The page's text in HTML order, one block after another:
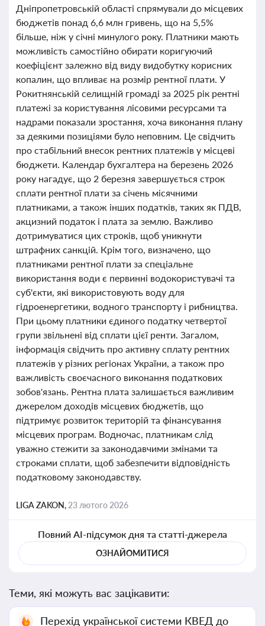
Дніпропетровській області спрямували до місцевих
бюджетів понад 6,6 млн гривень, що на 5,5%
більше, ніж у січні минулого року. Платники мають
можливість самостійно обирати коригуючий
коефіцієнт залежно від виду видобутку корисних
копалин, що впливає на розмір рентної плати. У
Рокитнянській селищній громаді за 2025 рік рентні
платежі за користування лісовими ресурсами та
надрами показали зростання, хоча виконання плану
за деякими позиціями було неповним. Це свідчить
про стабільний внесок рентних платежів у місцеві
бюджети. Календар бухгалтера на березень 2026
року нагадує, що 2 березня завершується строк
сплати рентної плати за січень місячними
платниками, а також інших податків, таких як ПДВ,
акцизний податок і плата за землю. Важливо
дотримуватися цих строків, щоб уникнути
штрафних санкцій. Крім того, визначено, що
платниками рентної плати за спеціальне
використання води є первинні водокористувачі та
суб'єкти, які використовують воду для
гідроенергетики, водного транспорту і рибництва.
При цьому платники єдиного податку четвертої
групи звільнені від сплати цієї ренти. Загалом,
інформація свідчить про активну сплату рентних
платежів у різних регіонах України, а також про
важливість своєчасного виконання податкових
зобов'язань. Рентна плата залишається важливим
джерелом доходів місцевих бюджетів, що
підтримує розвиток територій та фінансування
місцевих програм. Водночас, платникам слід
уважно стежити за законодавчими змінами та
строками сплати, щоб забезпечити відповідність
податковому законодавству.
LIGA ZAKON, 23 лютого 2026
Повний AI-підсумок дня та статті-джерела
ОЗНАЙОМИТИСЯ
Теми, які можуть вас зацікавити:
Перехід української системи КВЕД до